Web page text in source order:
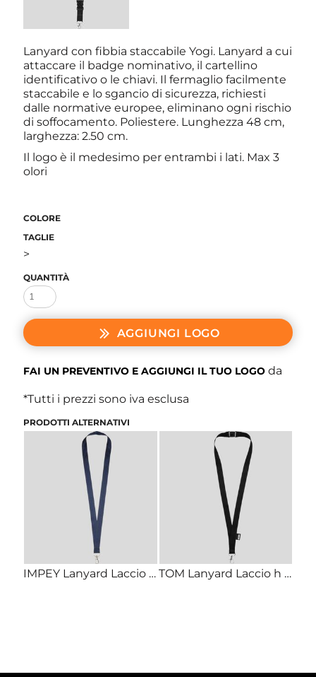
Lanyard con fibbia staccabile Yogi. Lanyard a cui
attaccare il badge nominativo, il cartellino
identificativo o le chiavi. Il fermaglio facilmente
staccabile e lo sgancio di sicurezza, richiesti
dalle normative europee, eliminano ogni rischio
di soffocamento. Poliestere. Lunghezza 48 cm,
larghezza: 2.50 cm.
Il logo è il medesimo per entrambi i lati. Max 3
olori
COLORE
TAGLIE
>
QUANTITÀ
AGGIUNGI LOGO
FAI UN PREVENTIVO E AGGIUNGI IL TUO LOGO da
*Tutti i prezzi sono iva esclusa
PRODOTTI ALTERNATIVI
IMPEY Lanyard Laccio h 2 cm con moschettone per attaccare badge o chiavi TOM Lanyard Laccio h 2cm in PET riciclato con sgancio di sicurezza e moschettone